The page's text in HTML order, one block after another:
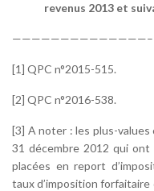
revenus 2013 et
——————————————–
[1] QPC n°2015-515.
[2] QPC n°2016-538.
[3] A noter : les plus-
31 décembre 2012 qui
placées en report
taux d’imposition forfaitaire